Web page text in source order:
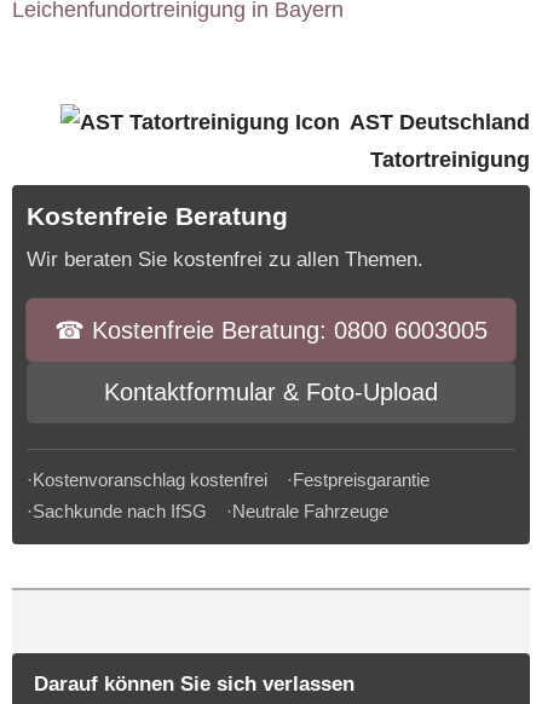
Leichenfundortreinigung in Bayern
AST Deutschland
Tatortreinigung
Kostenfreie Beratung
Wir beraten Sie kostenfrei zu allen Themen.
☎︎ Kostenfreie Beratung: 0800 6003005
Kontaktformular & Foto-Upload
·Kostenvoranschlag kostenfrei ·Festpreisgarantie
·Sachkunde nach IfSG ·Neutrale Fahrzeuge
Darauf können Sie sich verlassen